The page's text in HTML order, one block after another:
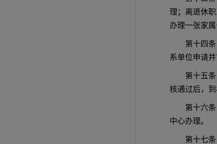
理；离退休
办理一张家
第十四
系单位申请
第十五
核通过后，
第十六
中心办理。
第十七